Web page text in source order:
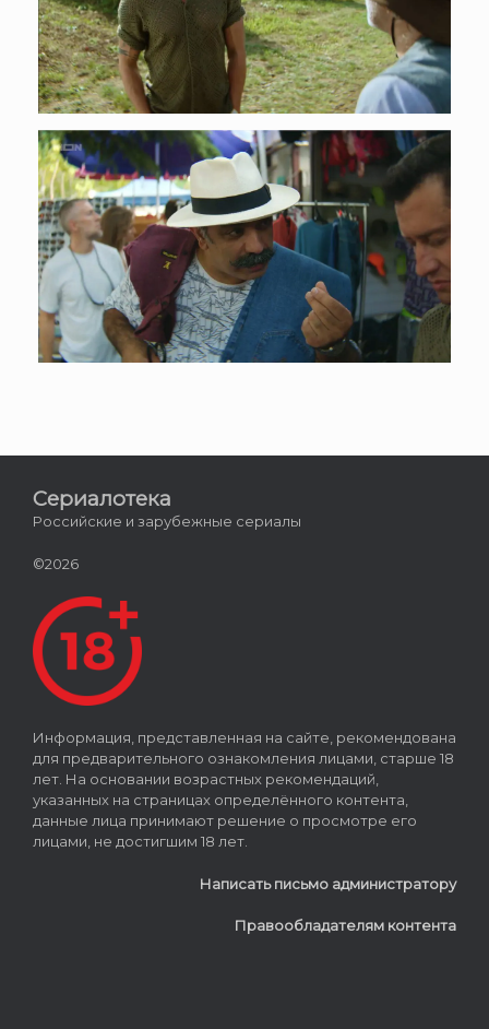
Сериалотека
Российские и зарубежные сериалы
©2026
Информация, представленная на сайте, рекомендована
для предварительного ознакомления лицами, старше 18
лет. На основании возрастных рекомендаций,
указанных на страницах определённого контента,
данные лица принимают решение о просмотре его
лицами, не достигшим 18 лет.
Написать письмо администратору
Правообладателям контента